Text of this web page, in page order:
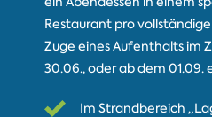
Restaurant pro
Zuge eines Aufenthalts im
30.06., oder ab dem 01.09.
Im Strandbereich